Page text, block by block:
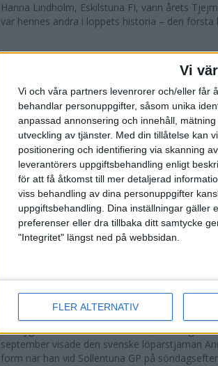
Vi
Vi och våra partners levenrorer och/eller får
behandlar personuppgifter, såsom unika
anpassad annonsering och innehåll,
utveckling av tjänster. Med din tillåtelse kan
positionering och identifiering via skanning
leverantörers uppgiftsbehandling enligt
för att få åtkomst till mer detaljerad
viss behandling av dina personuppgifter
uppgiftsbehandling. Dina inställningar gäller
preferenser eller dra tillbaka ditt samtycke
"Integritet" längst ned på webbsidan.
FLER ALTERNATIV
Hanna Lindholm, Eskilstuna FI, vann årets
var hennes andra i loppets historia – den första
Snabbaste segertiden på 12 år i
Stockholm Halvmaraton
30 aug 2025
Ett slutsålt och rekordstort adidas Stockholm
nästintill perfekt löparväder. 18 grader, mulet
var 19,866 löpare anmälda, varav 15,807 kom
Löparna viktiga när Sverige vann
26 aug 2025
Den hundrade upplagan av Finnkampen,
landskamp i friidrott, avgjordes inför fullsatta
Svenskt rekord när Almgren testade
En dryg månad före friidrotts-VM, som avgörs i
september visade den svenske löparstjärnan
form när han vid Sollentuna GP på